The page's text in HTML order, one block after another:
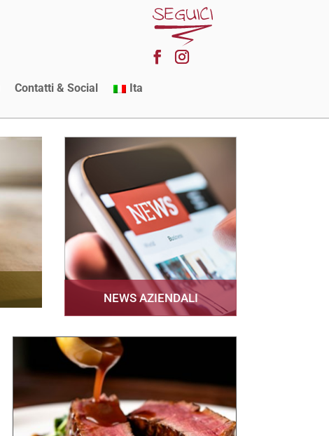
Contatti & Social Ita
NEWS AZIENDALI